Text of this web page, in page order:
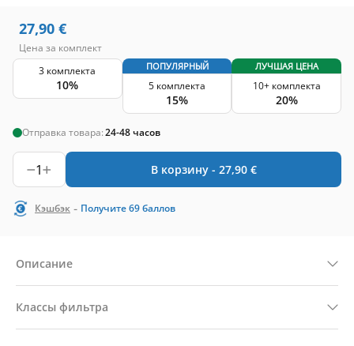
27,90 €
Цена за комплект
3 комплекта
10%
ПОПУЛЯРНЫЙ
5 комплекта
15%
ЛУЧШАЯ ЦЕНА
10+ комплекта
20%
Отправка товара:24-48 часов
1 В корзину - 27,90 €
Кэшбэк - Получите69баллов
Описание
Классы фильтра